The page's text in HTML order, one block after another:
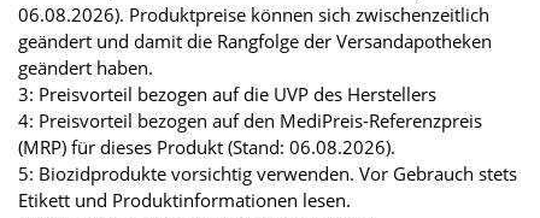
06.08.2026). Produktpreise können sich zwischenzeitlich
geändert und damit die Rangfolge der Versandapotheken
geändert haben.
3: Preisvorteil bezogen auf die UVP des Herstellers
4: Preisvorteil bezogen auf den MediPreis-Referenzpreis
(MRP) für dieses Produkt (Stand: 06.08.2026).
5: Biozidprodukte vorsichtig verwenden. Vor Gebrauch stets
Etikett und Produktinformationen lesen.